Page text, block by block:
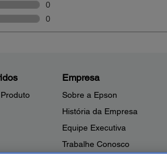
Empresa
Sobre a Epson
História da Empresa
Equipe Executiva
Trabalhe Conosco